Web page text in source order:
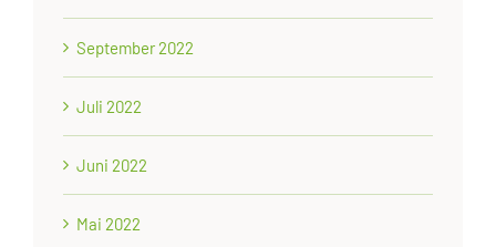
September 2022
Juli 2022
Juni 2022
Mai 2022